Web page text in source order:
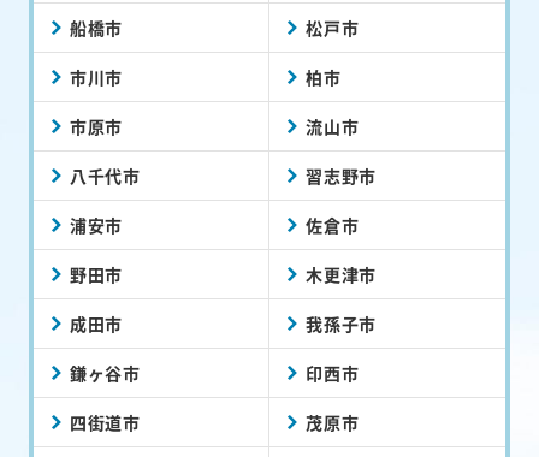
船橋市 松戸市
市川市 柏市
市原市 流山市
八千代市 習志野市
浦安市 佐倉市
野田市 木更津市
成田市 我孫子市
鎌ヶ谷市 印西市
四街道市 茂原市